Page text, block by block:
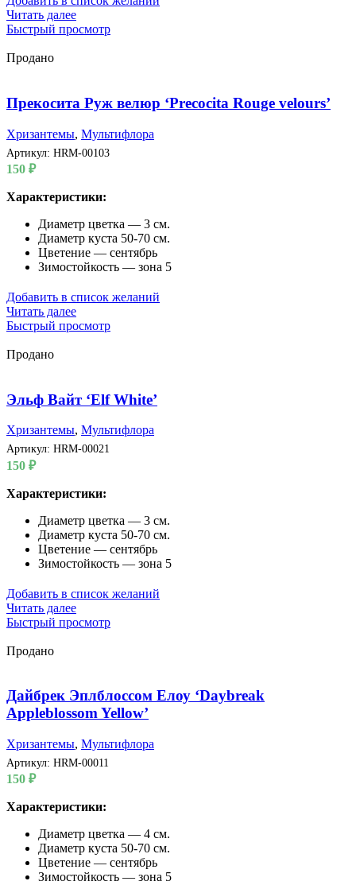
Читать далее
Быстрый просмотр
Продано
Прекосита Руж велюр ‘Precocita Rouge velours’
Хризантемы, Мультифлора
Артикул: HRM-00103
150 ₽
Характеристики:
Диаметр цветка — 3 см.
Диаметр куста 50-70 см.
Цветение — сентябрь
Зимостойкость — зона 5
Добавить в список желаний
Читать далее
Быстрый просмотр
Продано
Эльф Вайт ‘Elf White’
Хризантемы, Мультифлора
Артикул: HRM-00021
150 ₽
Характеристики:
Диаметр цветка — 3 см.
Диаметр куста 50-70 см.
Цветение — сентябрь
Зимостойкость — зона 5
Добавить в список желаний
Читать далее
Быстрый просмотр
Продано
Дайбрек Эплблоссом Елоу ‘Daybreak
Appleblossom Yellow’
Хризантемы, Мультифлора
Артикул: HRM-00011
150 ₽
Характеристики:
Диаметр цветка — 4 см.
Диаметр куста 50-70 см.
Цветение — сентябрь
Зимостойкость — зона 5